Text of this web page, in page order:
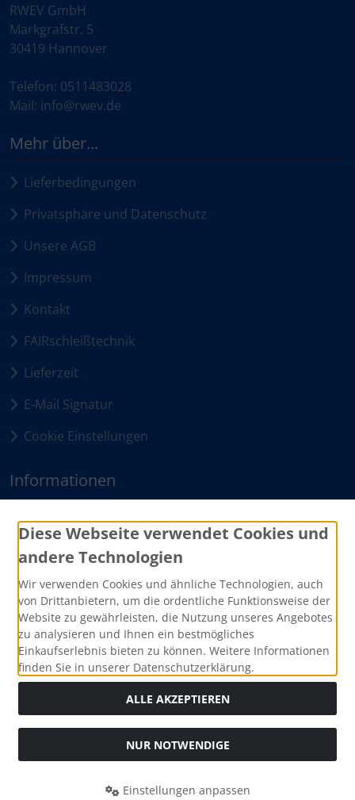
RWEV GmbH
Markgrafstr. 5
30419 Hannover
Telefon: 0511483028
Mail: info@rwev.de
Mehr über...
Lieferbedingungen
Privatsphäre und Datenschutz
Unsere AGB
Impressum
Kontakt
FAIRschleißtechnik
Lieferzeit
E-Mail Signatur
Cookie Einstellungen
Informationen
Sitemap
Zahlungsmethoden
Social Media
Diese Webseite verwendet Cookies und
andere Technologien
Wir verwenden Cookies und ähnliche Technologien, auch
von Drittanbietern, um die ordentliche Funktionsweise der
Website zu gewährleisten, die Nutzung unseres Angebotes
zu analysieren und Ihnen ein bestmögliches
Einkaufserlebnis bieten zu können. Weitere Informationen
finden Sie in unserer Datenschutzerklärung.
ALLE AKZEPTIEREN
NUR NOTWENDIGE
Einstellungen anpassen